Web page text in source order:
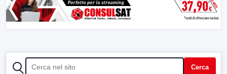
CERCA Cerca